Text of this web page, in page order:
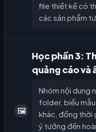
file thiết kế có
các sản phẩm
🖼️
Học phần 3:
quảng cáo và
Nhóm nội dung
folder, biểu
khác, đồng thời
ý tưởng đến